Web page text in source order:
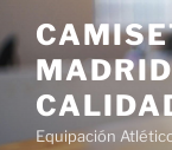
al
contenido
Equipación